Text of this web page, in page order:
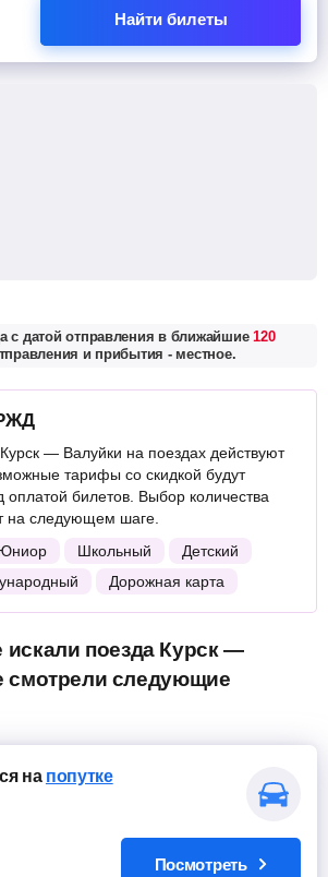
Найти билеты
с датой отправления в ближайшие120
и прибытия - местное.
— Валуйки на поездах действуют
тарифы со скидкой будут
билетов. Выбор количества
на следующем шаге.
Школьный
Детский
Дорожная карта
смотрели следующие
на попутке
Посмотреть